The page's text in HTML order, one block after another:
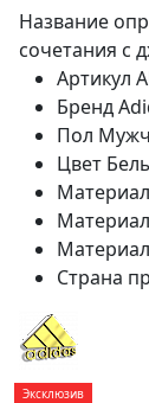
Название
сочетания с
Артикул
Бренд
Пол
Цвет
Страна
Эксклюзив